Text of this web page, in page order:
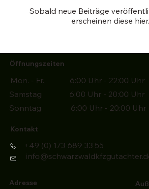
Sobald neue Beiträge
erscheinen diese hier.
Adresse
Kontakt
Öffnungszeiten
+49 (0) 173 689 33 55
Mon. - Fr. 6:00 Uhr - 22:00 Uhr
Samstag 6:00 Uhr - 20:00 Uhr
Sonntag 6:00 Uhr - 20:00 Uhr